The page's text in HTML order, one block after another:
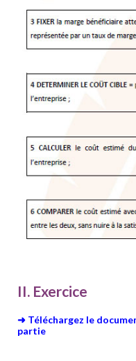
II. Exercice
➜ Téléchargez le
partie